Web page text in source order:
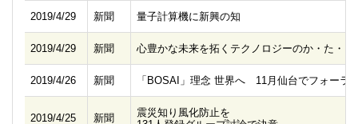
2019/4/29 新聞 量子計算機に新興の知
2019/4/29 新聞 心豊かな未来を拓くテクノロジーのか・た・ち
2019/4/26 新聞 「BOSAI」理念 世界へ 11月仙台でフォーラ
2019/4/25 新聞
震災知り風化防止を